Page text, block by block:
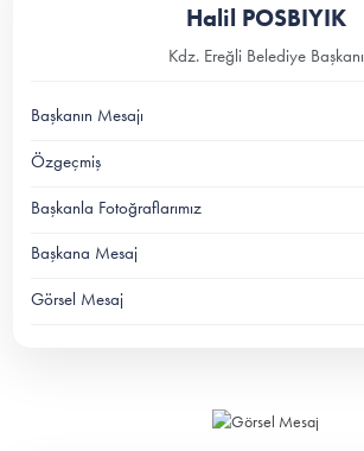
Halil POSBIYIK
Kdz. Ereğli Belediye Başkanı
Başkanın Mesajı
Özgeçmiş
Başkanla Fotoğraflarımız
Başkana Mesaj
Görsel Mesaj